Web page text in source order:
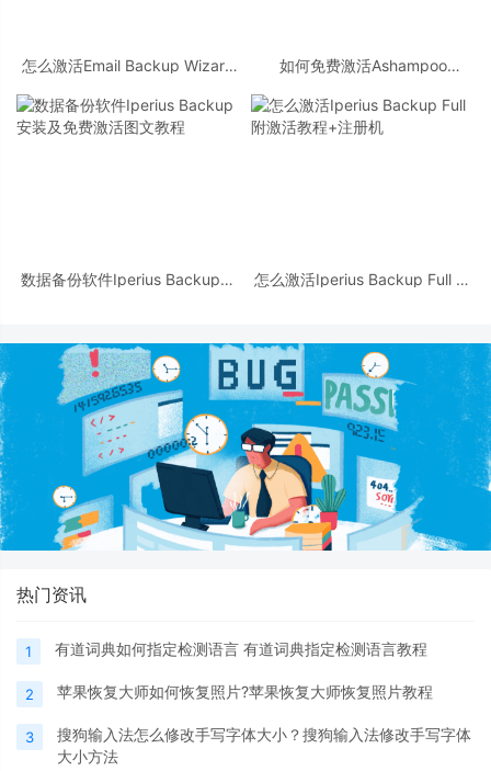
怎么激活Email Backup Wizard
如何免费激活Ashampoo
数据备份软件Iperius Backup安
怎么激活Iperius Backup Full 附
热门资讯
1 有道词典如何指定检测语言 有道词典指定检测语言教程
2 苹果恢复大师如何恢复照片?苹果恢复大师恢复照片教程
3
搜狗输入法怎么修改手写字体大小？搜狗输入法修改手写字体
大小方法